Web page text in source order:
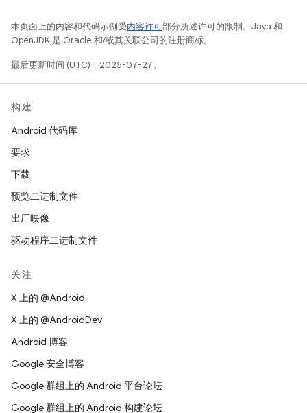
本页面上的内容和代码示例受内容许可部分所述许可的限制。Java 和
OpenJDK 是 Oracle 和/或其关联公司的注册商标。
最后更新时间 (UTC)：2025-07-27。
构建
Android 代码库
要求
下载
预览二进制文件
出厂映像
驱动程序二进制文件
关注
X 上的 @Android
X 上的 @AndroidDev
Android 博客
Google 安全博客
Google 群组上的 Android 平台论坛
Google 群组上的 Android 构建论坛